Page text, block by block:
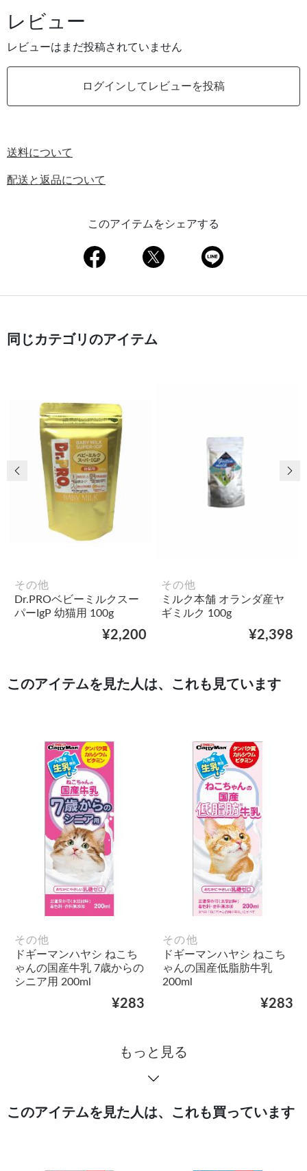
レビュー
レビューはまだ投稿されていません
ログインしてレビューを投稿
送料について
配送と返品について
このアイテムをシェアする
同じカテゴリのアイテム
その他
Dr.PROベビーミルクスー
パーIgP 幼猫用 100g
¥2,200
その他
ミルク本舗 オランダ産ヤ
ギミルク 100g
¥2,398
前の画像 次
このアイテムを見た人は、これも見ています
その他
ドギーマンハヤシ ねこち
ゃんの国産牛乳 7歳からの
シニア用 200ml
¥283
その他
ドギーマンハヤシ ねこち
ゃんの国産低脂肪牛乳
200ml
¥283
もっと見る
このアイテムを見た人は、これも買っています